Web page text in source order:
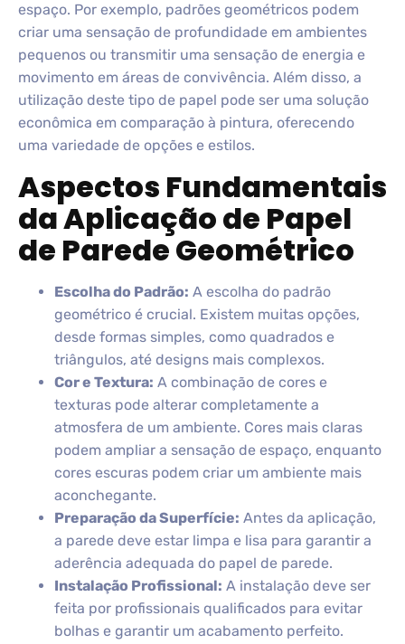
espaço. Por exemplo, padrões geométricos podem
criar uma sensação de profundidade em ambientes
pequenos ou transmitir uma sensação de energia e
movimento em áreas de convivência. Além disso, a
utilização deste tipo de papel pode ser uma solução
econômica em comparação à pintura, oferecendo
uma variedade de opções e estilos.
Aspectos Fundamentais
da Aplicação de Papel
de Parede Geométrico
Escolha do Padrão: A escolha do padrão
geométrico é crucial. Existem muitas opções,
desde formas simples, como quadrados e
triângulos, até designs mais complexos.
Cor e Textura: A combinação de cores e
texturas pode alterar completamente a
atmosfera de um ambiente. Cores mais claras
podem ampliar a sensação de espaço, enquanto
cores escuras podem criar um ambiente mais
aconchegante.
Preparação da Superfície: Antes da aplicação,
a parede deve estar limpa e lisa para garantir a
aderência adequada do papel de parede.
Instalação Profissional: A instalação deve ser
feita por profissionais qualificados para evitar
bolhas e garantir um acabamento perfeito.